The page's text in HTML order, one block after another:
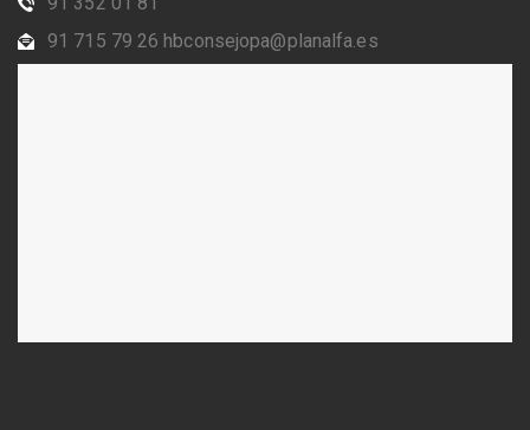
91 715 79 26 hbconsejopa@planalfa.es